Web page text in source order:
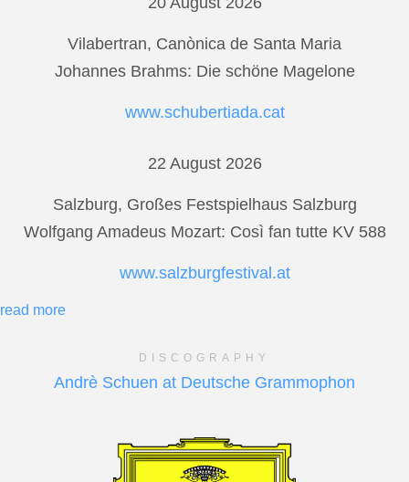
Vilabertran, Canònica de Santa Maria
Johannes Brahms: Die schöne Magelone
www.schubertiada.cat
22 August 2026
Salzburg, Großes Festspielhaus Salzburg
Wolfgang Amadeus Mozart: Così fan tutte KV 588
www.salzburgfestival.at
read more
DISCOGRAPHY
Andrè Schuen at Deutsche Grammophon